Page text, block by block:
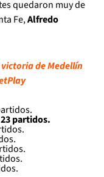
quedaron muy de
Fe,Alfredo
de Medellín
partidos.